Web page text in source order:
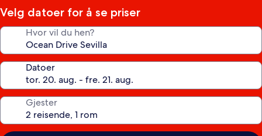
stjerner
Velg datoer for å se priser
Hvor vil du hen?
Datoer
Gjester